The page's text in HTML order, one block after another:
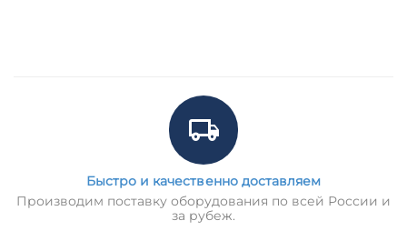
Быстро и качественно доставляем
Производим поставку оборудования по всей России и
за рубеж.